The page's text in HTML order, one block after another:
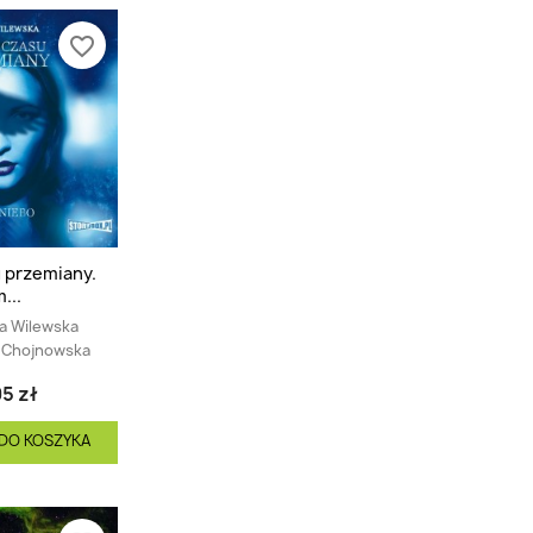
przemiany.
Wilewska
zł
KOSZYKA
favorite_border